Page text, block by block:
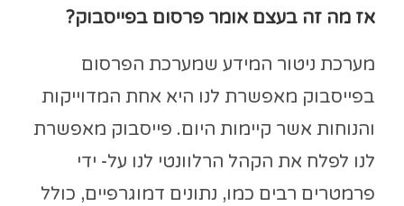
אז מה זה בעצם אומר פרסום בפייסבוק?
מערכת ניטור המידע שמערכת הפרסום
בפייסבוק מאפשרת לנו היא אחת המדוייקות
והנוחות אשר קיימות היום. פייסבוק מאפשרת
לנו לפלח את הקהל הרלוונטי לנו על- ידי
פרמטרים רבים כמו, נתונים דמוגרפיים, כולל